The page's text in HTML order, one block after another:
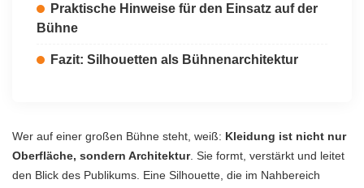
Praktische Hinweise für den Einsatz auf der
Bühne
Fazit: Silhouetten als Bühnenarchitektur
Wer auf einer großen Bühne steht, weiß: Kleidung ist nicht nur
Oberfläche, sondern Architektur. Sie formt, verstärkt und leitet
den Blick des Publikums. Eine Silhouette, die im Nahbereich